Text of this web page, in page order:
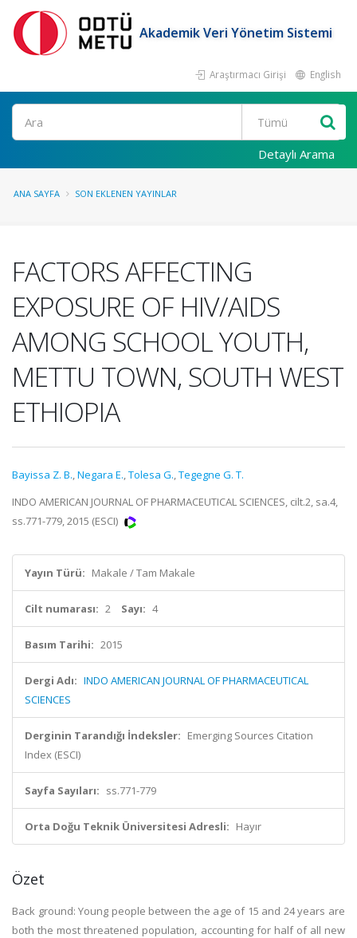
Akademik Veri Yönetim Sistemi
Araştırmacı Girişi English
Ara
Detaylı Arama
ANA SAYFA SON EKLENEN YAYINLAR
FACTORS AFFECTING
EXPOSURE OF HIV/AIDS
AMONG SCHOOL YOUTH,
METTU TOWN, SOUTH WEST
ETHIOPIA
Bayissa Z. B.,Negara E.,Tolesa G.,Tegegne G. T.
INDO AMERICAN JOURNAL OF PHARMACEUTICAL SCIENCES, cilt.2, sa.4,
ss.771-779, 2015 (ESCI)
Yayın Türü: Makale / Tam Makale
Cilt numarası: 2 Sayı: 4
Basım Tarihi: 2015
Dergi Adı: INDO AMERICAN JOURNAL OF PHARMACEUTICAL
SCIENCES
Derginin Tarandığı İndeksler: Emerging Sources Citation
Index (ESCI)
Sayfa Sayıları: ss.771-779
Orta Doğu Teknik Üniversitesi Adresli: Hayır
Özet
Back ground: Young people between the age of 15 and 24 years are
both the most threatened population, accounting for half of all new